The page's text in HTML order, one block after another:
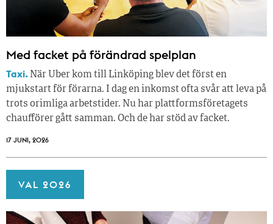
Med facket på förändrad spelplan
Taxi. När Uber kom till Linköping blev det först en
mjukstart för förarna. I dag en inkomst ofta svår att leva på
trots orimliga arbetstider. Nu har plattformsföretagets
chaufförer gått samman. Och de har stöd av facket.
17 JUNI, 2026
VAL 2026